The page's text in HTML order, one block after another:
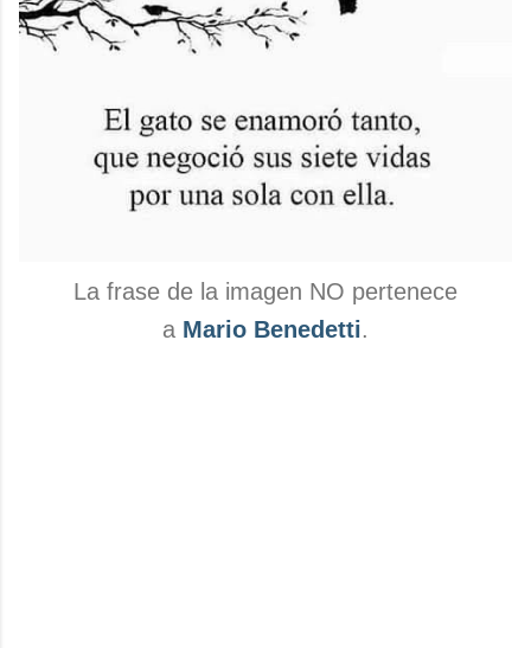
La frase de la imagen NO pertenece
a Mario Benedetti.